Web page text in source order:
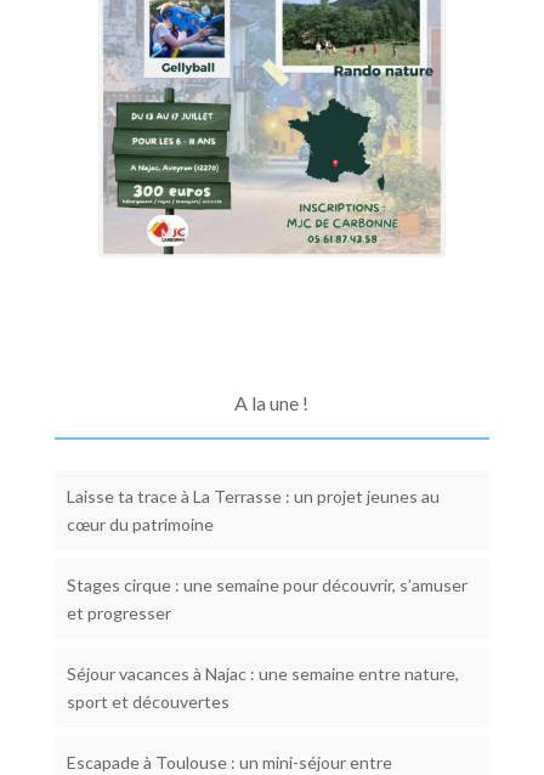
A la une !
Laisse ta trace à La Terrasse : un projet jeunes au
cœur du patrimoine
Stages cirque : une semaine pour découvrir, s’amuser
et progresser
Séjour vacances à Najac : une semaine entre nature,
sport et découvertes
Escapade à Toulouse : un mini-séjour entre